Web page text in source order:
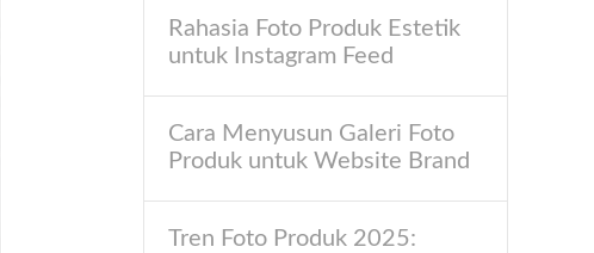
Rahasia Foto Produk Estetik
untuk Instagram Feed
Cara Menyusun Galeri Foto
Produk untuk Website Brand
Tren Foto Produk 2025: